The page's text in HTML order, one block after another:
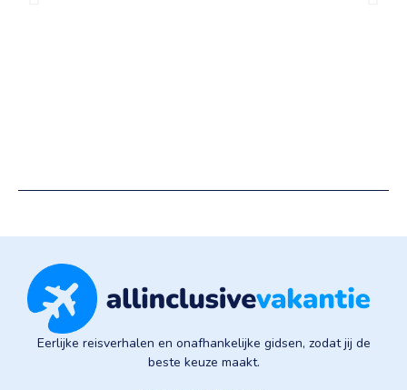
Eerlijke reisverhalen en onafhankelijke gidsen, zodat jij de
beste keuze maakt.